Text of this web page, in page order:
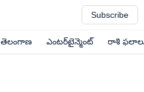
Subscribe
తెలంగాణ ఎంటర్‌టైన్మెంట్ రాశి